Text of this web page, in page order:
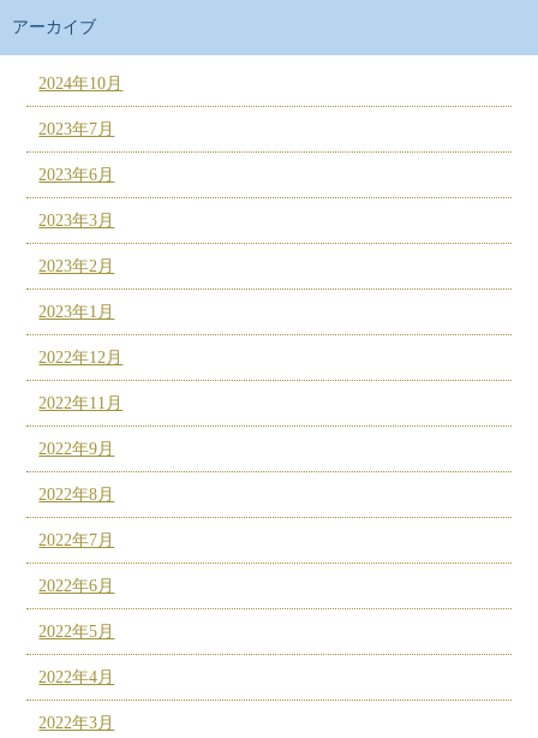
アーカイブ
2024年10月
2023年7月
2023年6月
2023年3月
2023年2月
2023年1月
2022年12月
2022年11月
2022年9月
2022年8月
2022年7月
2022年6月
2022年5月
2022年4月
2022年3月